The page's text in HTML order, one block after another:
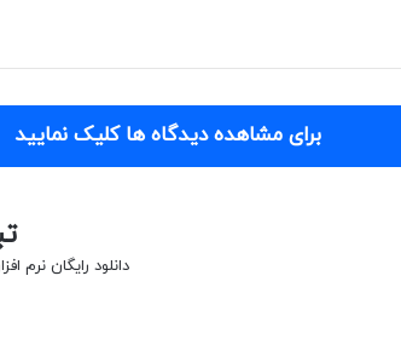
برای مشاهده دیدگاه ها کلیک نمایید
دانلود رایگان نرم